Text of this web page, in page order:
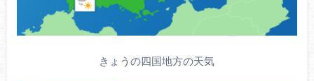
きょうの四国地方の天気